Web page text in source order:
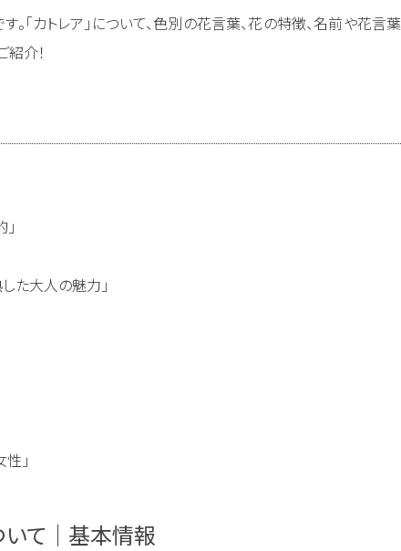
。「カトレア」について、色別の花言葉、花の特徴、名前や花言葉
介！
た大人の魅力」
」
いて｜基本情報